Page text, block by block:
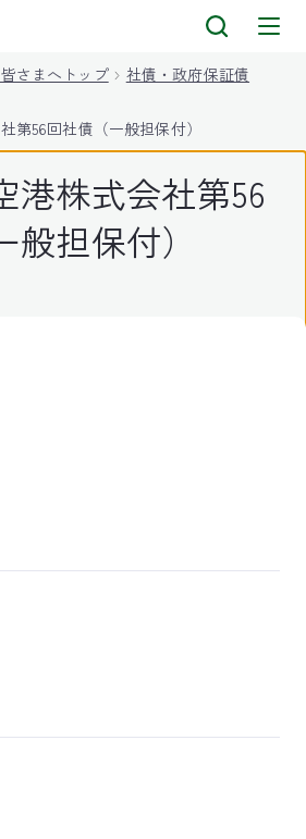
さまへトップ
社債・政府保証債
第56回社債（一般担保付）
港株式会社第56
担保付）